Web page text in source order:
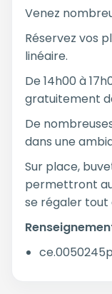
Venez
Réservez vos
linéaire.
De 14h00 à
gratuitement
De
dans une
Sur place,
permettront
se régaler tout